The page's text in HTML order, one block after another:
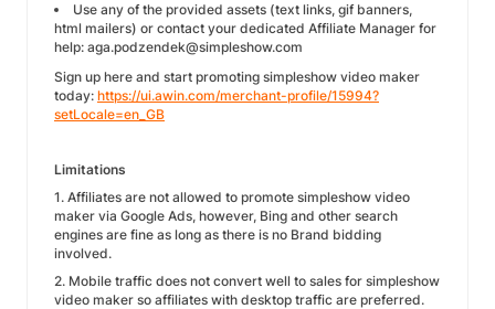
Use any of the provided assets (text links, gif banners,
html mailers) or contact your dedicated Affiliate Manager for
help: aga.podzendek@simpleshow.com
Sign up here and start promoting simpleshow video maker
today: https://ui.awin.com/merchant-profile/15994?
setLocale=en_GB
Limitations
1. Affiliates are not allowed to promote simpleshow video
maker via Google Ads, however, Bing and other search
engines are fine as long as there is no Brand bidding
involved.
2. Mobile traffic does not convert well to sales for simpleshow
video maker so affiliates with desktop traffic are preferred.